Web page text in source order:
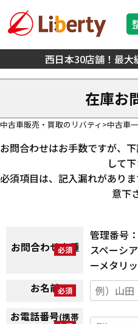
西日本30店舗！最
在庫お
中古車販売・買取のリバティ 中古車
お問合わせはお手数ですが、
して下
必須項目は、記入漏れがあり
意下
お問合わせ車種
管理番号
スペーシ
ーメタリ
お名前
お電話番号(携帯